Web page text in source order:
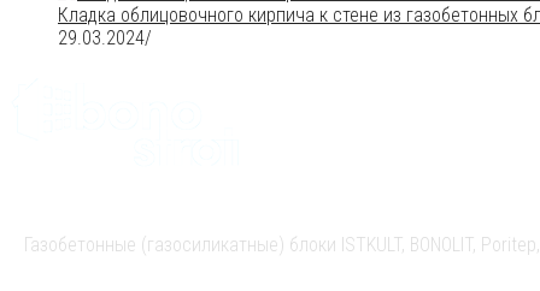
Кладка облицовочного кирпича к стене из газобетонных
29.03.2024/
Газобетонные (газосиликатные) блоки ISTKULT, BONOLIT,